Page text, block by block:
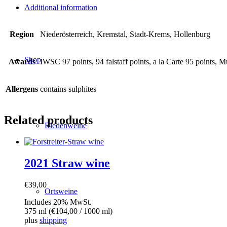
Shop
Riedenweine
Ortsweine
quantityAdditional information
Region Niederösterreich, Kremstal, Stadt-Krems, Hollenburg
Awards IWSC 97 points, 94 falstaff points, a la Carte 95 points,
Allergens contains sulphites
Related products
2021 Straw wine
€39,00
Includes 20% MwSt.
375 ml (€104,00 / 1000 ml)
plus shipping